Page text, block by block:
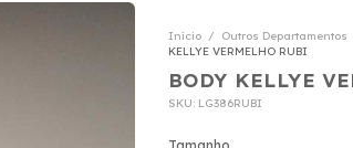
Início / Outros Departamentos
KELLYE VERMELHO RUBI
BODY KELLYE
SKU: LG386RUBI